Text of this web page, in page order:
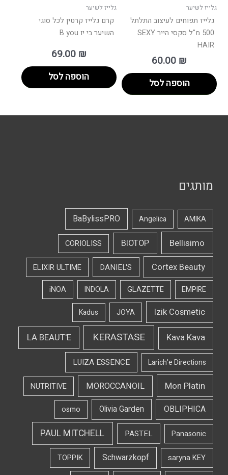
גלייז לשיער
גלייז תפוחים לעיצוב התלתל
500 מ"ל סקסי הייר SEXY
HAIR
60.00 ₪
הוספה לסל
גלייז לשיער
קרם גלייז קרטין לכל סוגי
השיער בי יו B you
69.00 ₪
הוספה לסל
מותגים
AMIKA
Angelica
BaBylissPRO
Bellisimo
BIOTOP
CORIOLISS
Cortex Beauty
DANIEL'S
ELIXIR ULTIME
EMPIRE
GLAZETTE
INDOLA
iNOA
Izik Cosmetic
JOYA
Kadus
Kava Kava
KERASTASE
LA BEAUT'E
Larich'e Directions
LUIZA ESSENCE
Mon Platin
MOROCCANOIL
NUTRITIVE
OBLIPHICA
Olivia Garden
osmo
Panasonic
PASTEL
PAUL MITCHELL
saryna KEY
Schwarzkopf
TOPPIK